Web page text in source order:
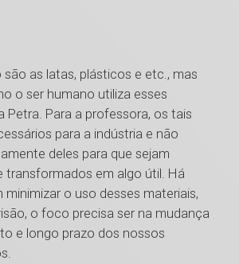
são as latas, plásticos e etc., mas
o ser humano utiliza esses
Petra. Para a professora, os tais
para a indústria e não
deles para que sejam
transformados em algo útil. Há
minimizar o uso desses materiais,
o foco precisa ser na mudança
e longo prazo dos nossos